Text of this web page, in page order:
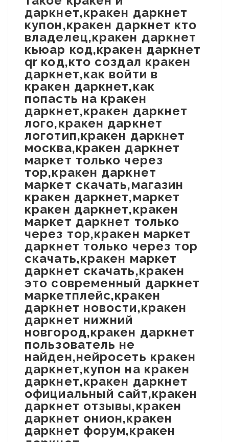
даркнет,кракен даркнет
купон,кракен даркнет кто
владелец,кракен даркнет
кьюар код,кракен даркнет
qr код,кто создал кракен
даркнет,как войти в
кракен даркнет,как
попасть на кракен
даркнет,кракен даркнет
лого,кракен даркнет
логотип,кракен даркнет
москва,кракен даркнет
маркет только через
тор,кракен даркнет
маркет скачать,магазин
кракен даркнет,маркет
кракен даркнет,кракен
маркет даркнет только
через тор,кракен маркет
даркнет только через тор
скачать,кракен маркет
даркнет скачать,кракен
это современный даркнет
маркетплейс,кракен
даркнет новости,кракен
даркнет нижний
новгород,кракен даркнет
пользователь не
найден,нейросеть кракен
даркнет,купон на кракен
даркнет,кракен даркнет
официальный сайт,кракен
даркнет отзывы,кракен
даркнет онион,кракен
даркнет форум,кракен